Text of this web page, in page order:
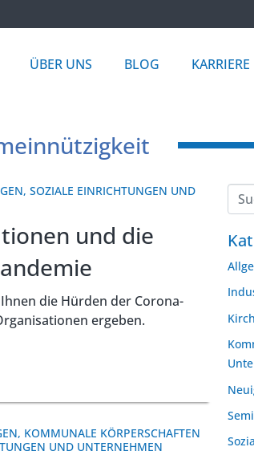
ÜBER UNS BLOG KARRIERE
,SOZIALE EINRICHTUNGEN UND
und die
die Hürden der Corona-
ergeben.
, KOMMUNALE KÖRPERSCHAFTEN
UND UNTERNEHMEN